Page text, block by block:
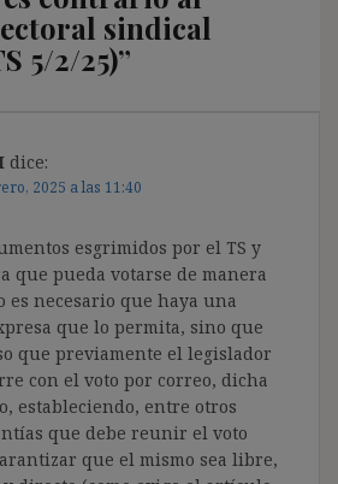
sindical
5/2/25)”
dice:
2025 a las 11:40
esgrimidos por el TS y
que pueda votarse de manera
es necesario que haya una
que lo permita, sino que
que previamente el legislador
con el voto por correo, dicha
estableciendo, entre otros
que debe reunir el voto
que el mismo sea libre,